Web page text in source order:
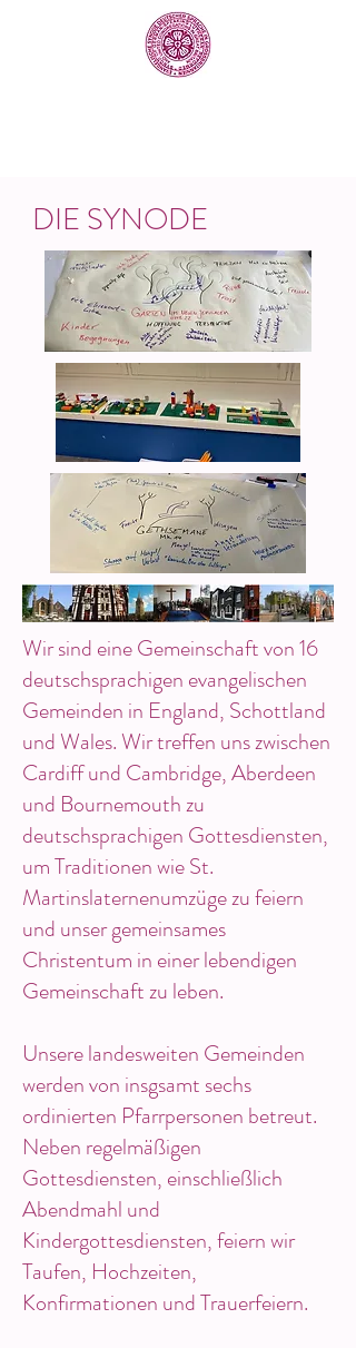
DIE SYNODE
Wir sind eine Gemeinschaft von 16
deutschsprachigen evangelischen
Gemeinden in England, Schottland
und Wales. Wir treffen uns zwischen
Cardiff und Cambridge, Aberdeen
und Bournemouth zu
deutschsprachigen Gottesdiensten,
um Traditionen wie St.
Martinslaternenumzüge zu feiern
und unser gemeinsames
Christentum in einer lebendigen
Gemeinschaft zu leben.
Unsere landesweiten Gemeinden
werden von insgsamt sechs
ordinierten Pfarrpersonen betreut.
Neben regelmäßigen
Gottesdiensten, einschließlich
Abendmahl und
Kindergottesdiensten, feiern wir
Taufen, Hochzeiten,
Konfirmationen und Trauerfeiern.